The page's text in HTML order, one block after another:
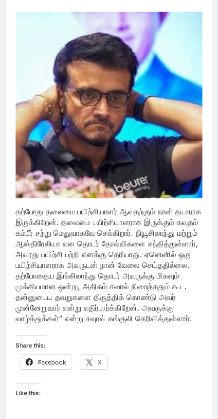
தற்போது தலைமை பயிற்சியாளர் ஆவதற்கும் நான் தயாராக
இருக்கிறேன். தலைமை பயிற்சியாளராக இருக்கும் கவுதம்
கம்பீர் சற்று மெதுவாகவே செல்கிறார். நியூசிலாந்து மற்றும்
ஆஸ்திரேலியா என தொடர் தோல்விகளை சந்தித்துள்ளார்,
அவரது பயிற்சி பற்றி எனக்கு தெரியாது. ஏனெனில் ஒரு
பயிற்சியாளராக அவருடன் நான் வேலை செய்ததில்லை.
தற்போதைய இங்கிலாந்து தொடர் அவருக்கு மிகவும்
முக்கியமான ஒன்று, அதிகம் சவால் நிறைந்ததும் கூட.
தன்னுடைய தவறுகளை திருத்திக் கொண்டு அவர்
முன்னேறுவார் என்று எதிர்பார்க்கிறேன். அவருக்கு
வாழ்த்துக்கள்” என்று சவுரவ் கங்குலி தெரிவித்துள்ளார்.
Share this:
Facebook X
Like this: